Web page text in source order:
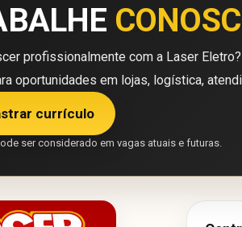
profissionalmente com a Laser
oportunidades em lojas, logística,
currículo
ser considerado em vagas atuais e futuras.